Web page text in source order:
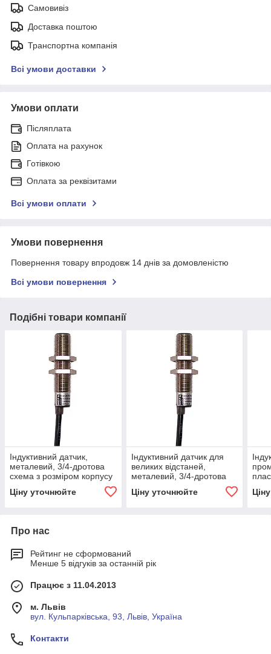
Самовивіз
Доставка поштою
Транспортна компанія
Всі умови доставки
Умови оплати
Післяплата
Оплата на рахунок
Готівкою
Оплата за реквізитами
Всі умови оплати
Умови повернення
Повернення товару впродовж 14 днів за домовленістю
Всі умови повернення
Подібні товари компанії
Індуктивний датчик,
металевий, 3/4-дротова
схема з розміром корпусу
Ціну уточнюйте
Індуктивний датчик для
великих відстаней,
металевий, 3/4-дротова
схема з розміром корпусу
M12x1
Ціну уточнюйте
Про нас
Рейтинг не сформований
Менше 5 відгуків за останній рік
Працює з 11.04.2013
м. Львів
вул. Кульпарківська, 93, Львів, Україна
Контакти